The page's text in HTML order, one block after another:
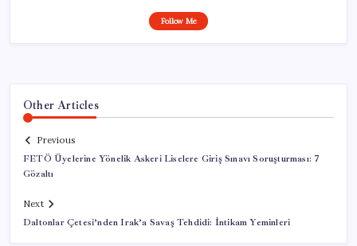
Follow Me
Other Articles
Previous
FETÖ Üyelerine Yönelik Askeri Liselere Giriş Sınavı Soruşturması: 7
Gözaltı
Next
Daltonlar Çetesi’nden Irak’a Savaş Tehdidi: İntikam Yeminleri